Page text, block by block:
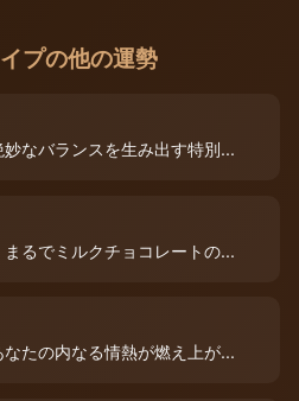
プの他の運勢
なバランスを生み出す特別...
るでミルクチョコレートの...
たの内なる情熱が燃え上が...